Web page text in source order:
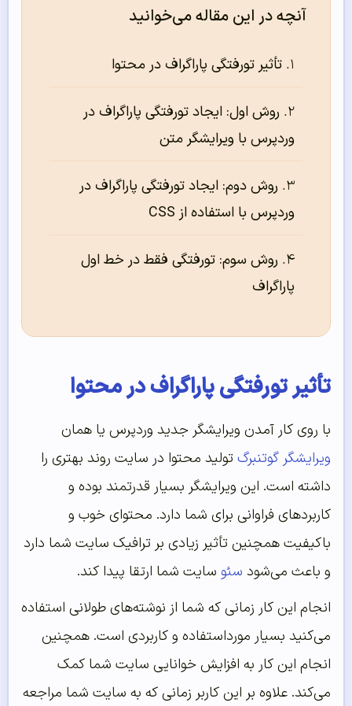
آنچه در این مقاله می‌خوانید
تأثیر تورفتگی پاراگراف در محتوا
روش اول: ایجاد تورفتگی پاراگراف در
وردپرس با ویرایشگر متن
روش دوم: ایجاد تورفتگی پاراگراف در
وردپرس با استفاده از CSS
روش سوم: تورفتگی فقط در خط اول
پاراگراف
تأثیر تورفتگی پاراگراف در محتوا
با روی کار آمدن ویرایشگر جدید وردپرس یا همان
ویرایشگر گوتنبرگتولید محتوا در سایت روند بهتری را
داشته است. این ویرایشگر بسیار قدرتمند بوده و
کاربردهای فراوانی برای شما دارد. محتوای خوب و
باکیفیت همچنین تأثیر زیادی بر ترافیک سایت شما دارد
و باعث می‌شود سئو سایت شما ارتقا پیدا کند.
انجام این کار زمانی که شما از نوشته‌های طولانی استفاده
می‌کنید بسیار مورداستفاده و کاربردی است. همچنین
انجام این کار به افزایش خوانایی سایت شما کمک
می‌کند. علاوه بر این کاربر زمانی که به سایت شما مراجعه